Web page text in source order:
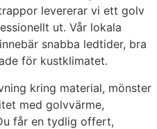
levererar vi ett golv
ut. Vår lokala
snabba ledtider, bra
för kustklimatet.
kring material, mönster
med golvvärme,
får en tydlig offert,